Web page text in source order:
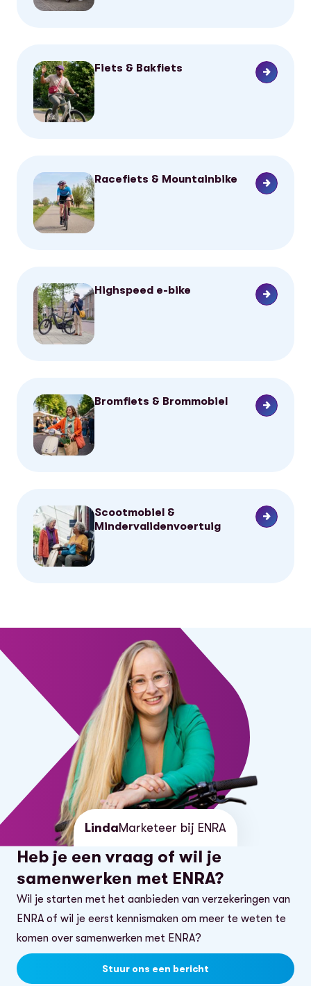
Fiets & Bakfiets
Racefiets & Mountainbike
Highspeed e-bike
Bromfiets & Brommobiel
Scootmobiel &
Mindervalidenvoertuig
LindaMarketeer bij ENRA
Heb je een vraag of wil je
samenwerken met ENRA?
Wil je starten met het aanbieden van verzekeringen van
ENRA of wil je eerst kennismaken om meer te weten te
komen over samenwerken met ENRA?
Stuur ons een bericht